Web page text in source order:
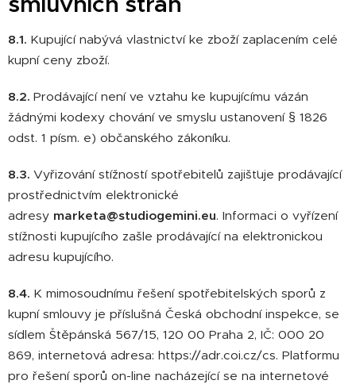
8.1. Kupující nabývá vlastnictví ke zboží zaplacením celé
kupní ceny zboží.
8.2. Prodávající není ve vztahu ke kupujícímu vázán
žádnými kodexy chování ve smyslu ustanovení § 1826
odst. 1 písm. e) občanského zákoníku.
8.3. Vyřizování stížností spotřebitelů zajišťuje prodávající
prostřednictvím elektronické
adresy marketa@studiogemini.eu. Informaci o vyřízení
stížnosti kupujícího zašle prodávající na elektronickou
adresu kupujícího.
8.4. K mimosoudnímu řešení spotřebitelských sporů z
kupní smlouvy je příslušná Česká obchodní inspekce, se
sídlem Štěpánská 567/15, 120 00 Praha 2, IČ: 000 20
869, internetová adresa: https://adr.coi.cz/cs. Platformu
pro řešení sporů on-line nacházející se na internetové